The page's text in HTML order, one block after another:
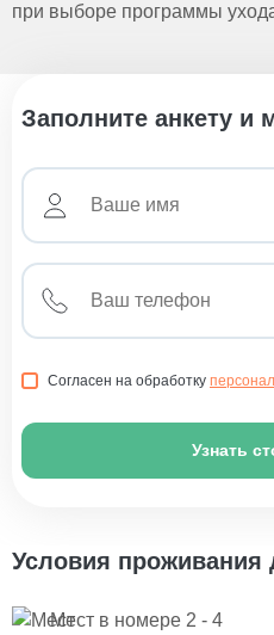
при выборе программы
Заполните анкету и
Согласен на обработку
Узнать
Условия проживания
Мест в номере 2 - 4